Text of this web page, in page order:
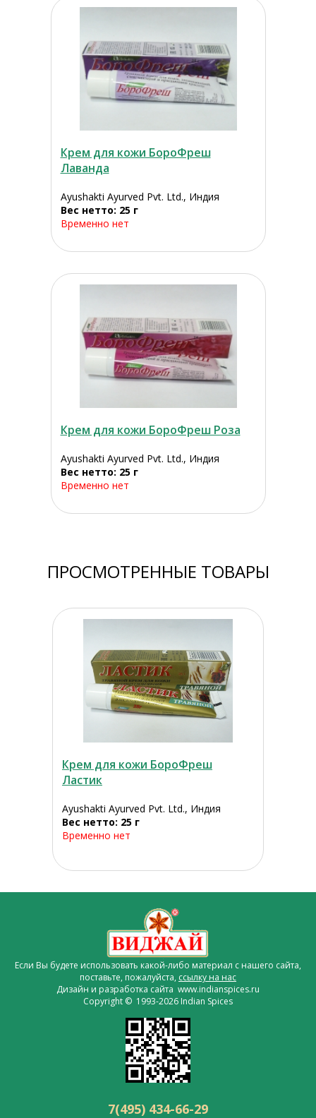
Крем для кожи БороФреш
Лаванда
Ayushakti Ayurved Pvt. Ltd., Индия
Вес нетто: 25 г
Временно нет
Крем для кожи БороФреш Роза
Ayushakti Ayurved Pvt. Ltd., Индия
Вес нетто: 25 г
Временно нет
ПРОСМОТРЕННЫЕ ТОВАРЫ
Крем для кожи БороФреш
Ластик
Ayushakti Ayurved Pvt. Ltd., Индия
Вес нетто: 25 г
Временно нет
Если Вы будете использовать какой-либо материал с нашего сайта,
поставьте, пожалуйста, ссылку на нас
Дизайн и разработка сайта www.indianspices.ru
Copyright © 1993-2026 Indian Spices
7(495) 434-66-29